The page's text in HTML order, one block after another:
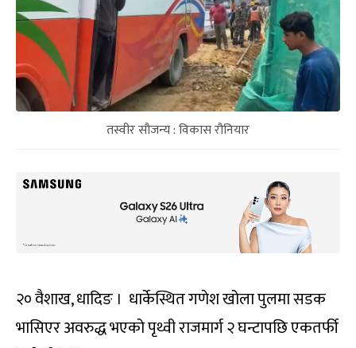
तस्वीर सौजन्य : विकास रौनियार
२० वैशाख, धादिङ । धार्केस्थित गणेश खोला पुलमा सडक
भासिएर अवरुद्ध भएको पृथ्वी राजमार्ग २ घन्टापछि एकतर्फी